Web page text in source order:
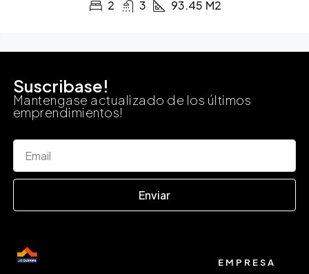
2 3 93.45 M2
Suscribase!
Mantengase actualizado de los últimos
emprendimientos!
Enviar
EMPRESA